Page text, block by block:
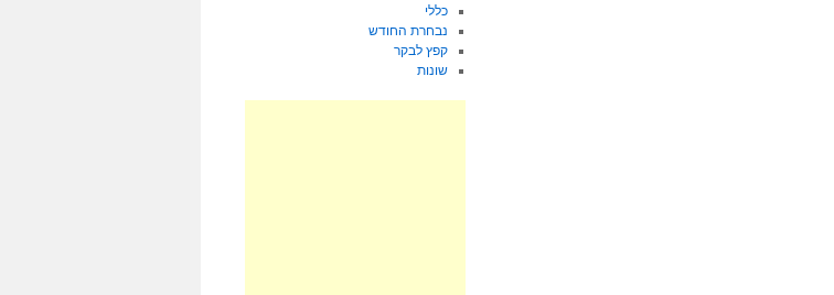
כללי
נבחרת החודש
קפץ לבקר
שונות